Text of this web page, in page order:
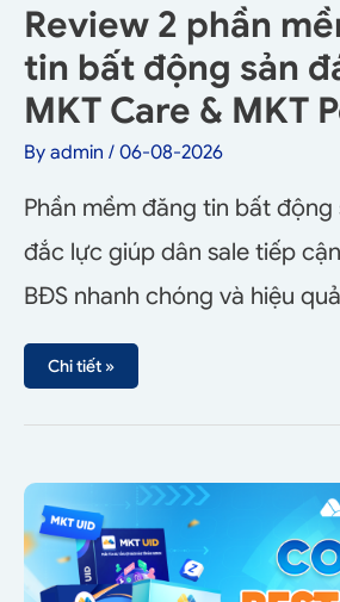
Review 2 phần
tin bất động sản
MKT Care & MKT
By admin / 06-08-2026
Phần mềm đăng tin bất động
đắc lực giúp dân sale tiếp
BĐS nhanh chóng và hiệu
Chi tiết »